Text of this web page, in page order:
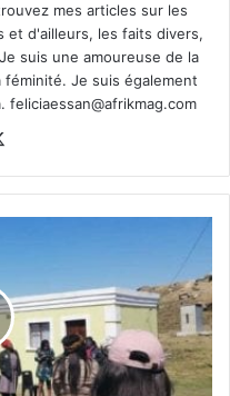
mes articles sur les
et d'ailleurs, les faits divers,
suis une amoureuse de la
Je suis également
feliciaessan@afrikmag.com